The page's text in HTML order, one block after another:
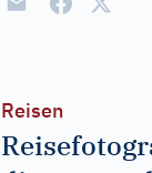
Reisen